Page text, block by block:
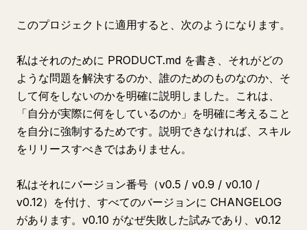
このプロジェクトに適用すると、次のようになります。
私はそれのために PRODUCT.md を書き、それがどの
ような問題を解決するのか、誰のためのものなのか、そ
して何をしないのかを明確に説明しました。これは、
「自分が実際に何をしているのか」を明確に考えること
を自分に強制するためです。説明できなければ、スキル
をリリースすべきではありません。
私はそれにバージョン番号（v0.5 / v0.9 / v0.10 /
v0.12）を付け、すべてのバージョンに CHANGELOG
があります。v0.10 がなぜ失敗した試みであり、v0.12